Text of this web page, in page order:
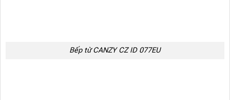
Bếp từ CANZY CZ ID 077EU